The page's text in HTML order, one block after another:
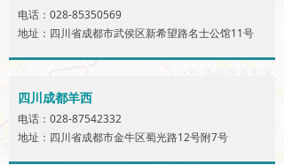
电话：028-85350569
地址：四川省成都市武侯区新希望路名士公馆11号
四川成都羊西
电话：028-87542332
地址：四川省成都市金牛区蜀光路12号附7号